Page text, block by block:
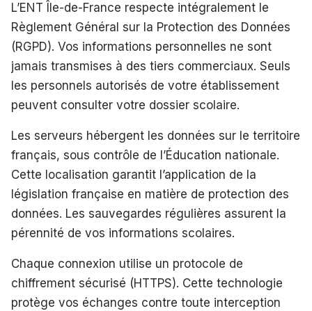
L’ENT Île-de-France respecte intégralement le
Règlement Général sur la Protection des Données
(RGPD). Vos informations personnelles ne sont
jamais transmises à des tiers commerciaux. Seuls
les personnels autorisés de votre établissement
peuvent consulter votre dossier scolaire.
Les serveurs hébergent les données sur le territoire
français, sous contrôle de l’Éducation nationale.
Cette localisation garantit l’application de la
législation française en matière de protection des
données. Les sauvegardes régulières assurent la
pérennité de vos informations scolaires.
Chaque connexion utilise un protocole de
chiffrement sécurisé (HTTPS). Cette technologie
protège vos échanges contre toute interception